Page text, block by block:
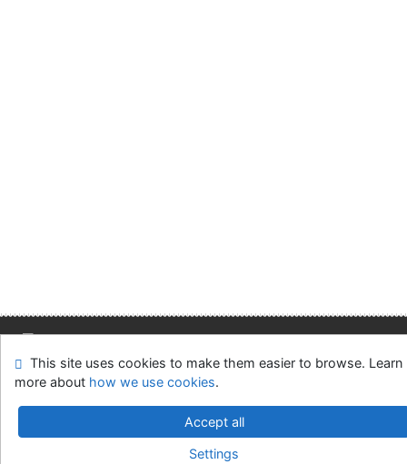
Site map Accessibility Privacy
OpenSearch module
Feedback form
Cookie settings
Slovak Economic Library of the UE in Bratislava
v.4.8.63a-Cosmotron Slovakia, s.r.o.
This site uses cookies to make them easier to browse. Learn
more about how we use cookies.
Accept all
Settings